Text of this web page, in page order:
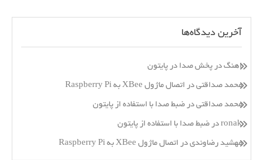
آخرین دیدگاه‌ها
اهنگ در پخش صدا در پایتون
محمد صداقتی در اتصال ماژول XBee به Raspberry Pi
محمد صداقتی در ضبط صدا با استفاده از پایتون
ronak در ضبط صدا با استفاده از پایتون
مهشید رضاوندی در اتصال ماژول XBee به Raspberry Pi